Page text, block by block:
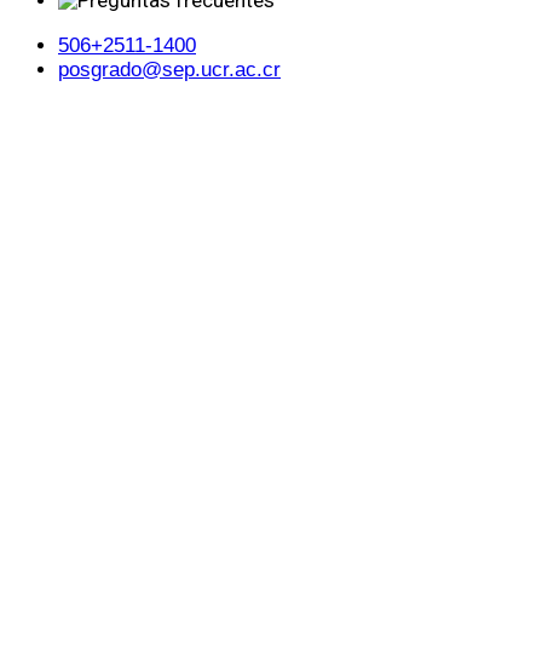
506+2511-1400
posgrado@sep.ucr.ac.cr